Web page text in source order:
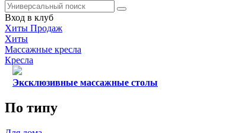
Вход в клуб
Хиты Продаж
Хиты
Массажные кресла
Кресла
Эксклюзивные массажные столы
По типу